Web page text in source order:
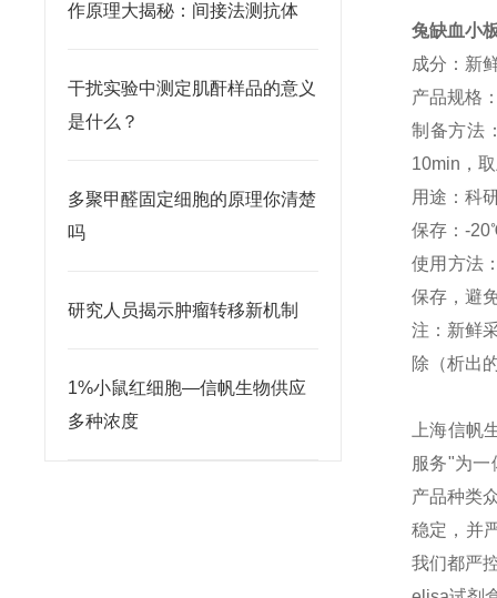
作原理大揭秘：间接法测抗体
干扰实验中测定肌酐样品的意义
是什么？
多聚甲醛固定细胞的原理你清楚
吗
研究人员揭示肿瘤转移新机制
1%小鼠红细胞—信帆生物供应
多种浓度
兔缺血小
成分：新
产品规格
制备方法
10min，
用途：科
保存：-
使用方法
保存，避
注：新鲜
除（析出
上海信帆
服务"为一
产品种类
稳定，并
我们都严